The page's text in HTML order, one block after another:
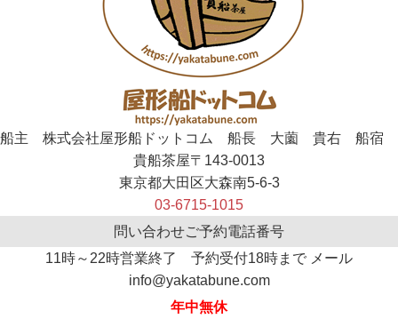
船主 株式会社屋形船ドットコム 船長 大薗 貴右 船宿
貴船茶屋〒143-0013
東京都大田区大森南5-6-3
03-6715-1015
問い合わせご予約電話番号
11時～22時営業終了 予約受付18時まで メール
info@yakatabune.com
年中無休